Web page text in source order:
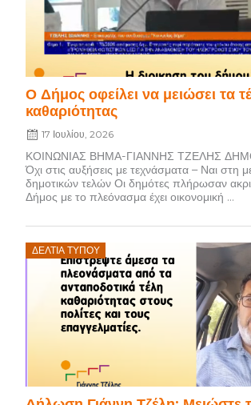
Ο Δήμος οφείλει να μειώσει τα
καθαριότητας
17 Ιουλίου, 2026
ΚΟΙΝΩΝΙΑΣ ΒΗΜΑ-ΓΙΑΝΝΗΣ ΤΖΕΛΗΣ
Όχι στις αυξήσεις με τεχνάσματα – Ναι στη
δημοτικών τελών Οι δημότες πλήρωσαν
Δήμος με το πλεόνασμα έχει οικονομική ...
ΔΕΛΤΊΑ ΤΎΠΟΥ
Posted